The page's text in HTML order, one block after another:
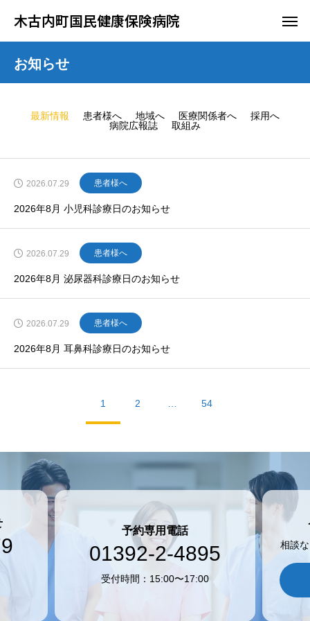
木古内町国民健康保険病院
お知らせ
最新情報 患者様へ 地域へ 医療関係者へ
採用へ
病院広報誌
取組み
2026.07.29 患者様へ
2026年8月 小児科診療日のお知らせ
2026.07.29 患者様へ
2026年8月 泌尿器科診療日のお知らせ
2026.07.29 患者様へ
2026年8月 耳鼻科診療日のお知らせ
1 2 54
予約専用電話
01392-2-4895
受付時間：15:00〜17:00
相談